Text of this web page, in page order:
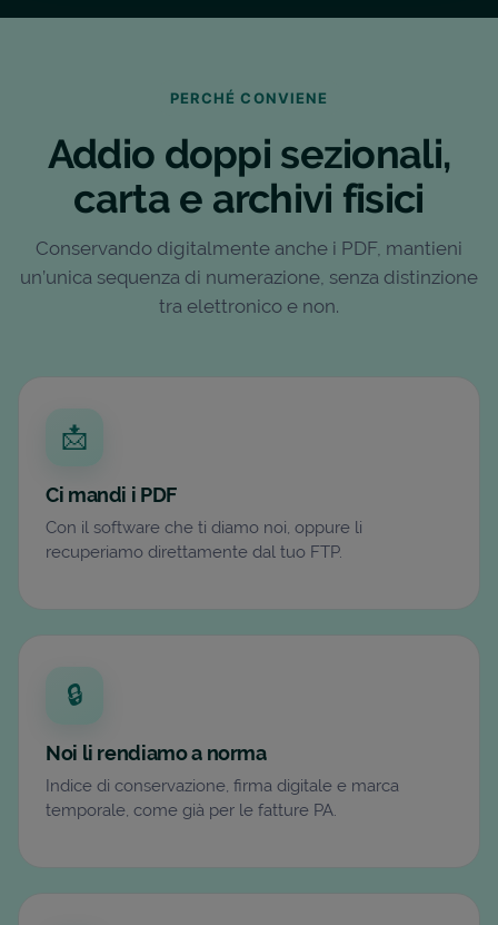
PERCHÉ CONVIENE
Addio doppi sezionali,
carta e archivi fisici
Conservando digitalmente anche i PDF, mantieni
un’unica sequenza di numerazione, senza distinzione
tra elettronico e non.
📩
Ci mandi i PDF
Con il software che ti diamo noi, oppure li
recuperiamo direttamente dal tuo FTP.
🔒
Noi li rendiamo a norma
Indice di conservazione, firma digitale e marca
temporale, come già per le fatture PA.